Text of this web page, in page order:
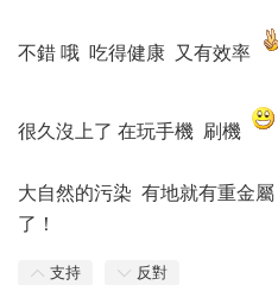
不錯 哦 吃得健康 又有效率
很久沒上了 在玩手機 刷機
大自然的污染 有地就有重金
了！
支持 反對